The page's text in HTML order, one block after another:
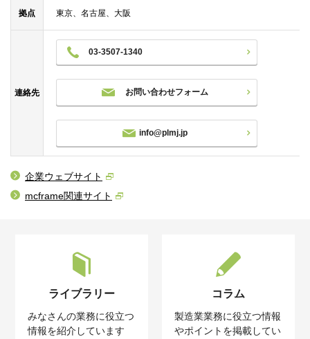
拠点 東京、名古屋、大阪
連絡先
03-3507-1340
お問い合わせフォーム
info@plmj.jp
企業ウェブサイト
mcframe関連サイト
ライブラリー
みなさんの業務に役立つ
情報を紹介しています
コラム
製造業業務に役立つ情報
やポイントを掲載してい